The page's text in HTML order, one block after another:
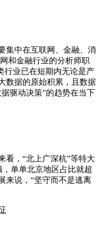
集中在互联网、金融、消
和金融行业的分析师职
行业已在短期内无论是产
数据的原始积累，且数据
驱动决策”的趋势在当下
看，“北上广深杭”等特大
单单北京地区占比就超
来说，“坚守而不是逃离